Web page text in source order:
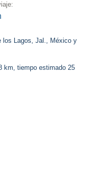
los Lagos, Jal., México y
km, tiempo estimado 25